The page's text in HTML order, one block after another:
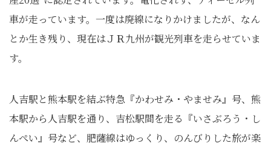
車が走っています。一度は廃線になりかけましたが、なん
とか生き残り、現在はＪＲ九州が観光列車を走らせていま
す。
人吉駅と熊本駅を結ぶ特急『かわせみ・やませみ』号、熊
本駅から人吉駅を通り、吉松駅間を走る『いさぶろう・し
んぺい』号など、肥薩線はゆっくり、のんびりした旅が楽